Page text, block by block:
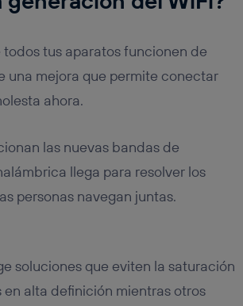
tus aparatos funcionen de
una mejora que permite conectar
ahora.
las nuevas bandas de
llega para resolver los
personas navegan juntas.
soluciones que eviten la saturación
alta definición mientras otros